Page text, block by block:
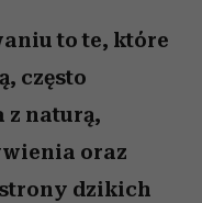
to te, które
często
z naturą,
oraz
dzikich